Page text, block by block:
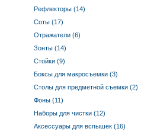
Рефлекторы (14)
Соты (17)
Отражатели (6)
Зонты (14)
Стойки (9)
Боксы для макросъемки (3)
Столы для предметной съемки (2)
Фоны (11)
Наборы для чистки (12)
Аксессуары для вспышек (16)